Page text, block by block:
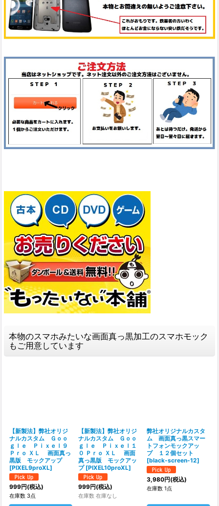
本物のスマホみたいな画面真っ黒加工のスマホモック
もご用意しています
【新製法】弊社オリジ
ナルカスタム Ｇｏｏ
ｇｌｅ Ｐｉｘｅｌ９
Ｐｒｏ ＸＬ 画面真っ
黒版 モックアップ
[PIXEL9proXL]
999円(税込)
在庫数 3点
【新製法】弊社オリジ
ナルカスタム Ｇｏｏ
ｇｌｅ Ｐｉｘｅｌ１
０ Ｐｒｏ ＸＬ 画面
真っ黒版 モックアッ
プ [PIXEL10proXL]
999円(税込)
在庫数 在庫なし
弊社オリジナルカスタ
ム 画面真っ黒スマー
トフォンモックアッ
プ １２個セット
[black-screen-12]
3,980円(税込)
在庫数 1点